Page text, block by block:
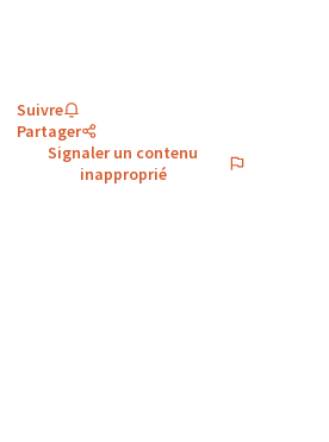
Suivre
Partager
Signaler un contenu
inapproprié